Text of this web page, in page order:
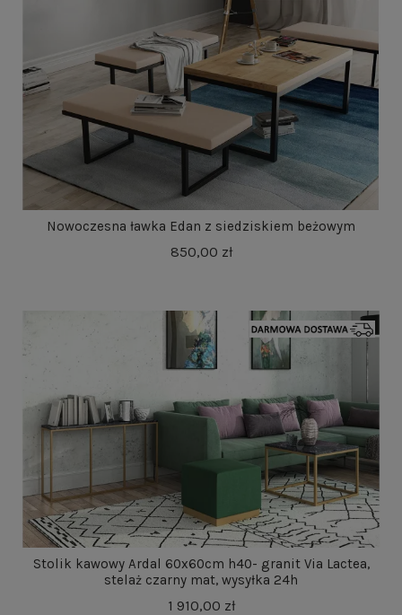
Nowoczesna ławka Edan z siedziskiem beżowym
850,00 zł
Stolik kawowy Ardal 60x60cm h40- granit Via Lactea,
stelaż czarny mat, wysyłka 24h
1 910,00 zł